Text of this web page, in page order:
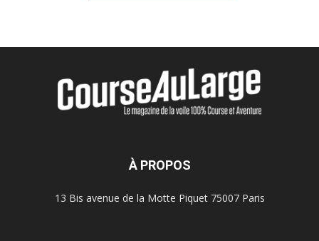
À PROPOS
13 Bis avenue de la Motte Piquet 75007 Paris